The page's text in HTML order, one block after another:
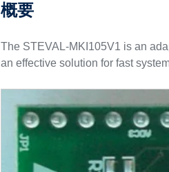
概要
The STEVAL-MKI105V1 is an
an effective solution for fast